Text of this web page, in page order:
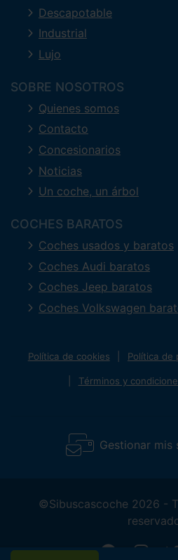
Descapotable
Industrial
Lujo
SOBRE NOSOTROS
Quienes somos
Contacto
Concesionarios
Noticias
Un coche, un árbol
COCHES BARATOS
Coches usados y baratos
Coches Audi baratos
Coches Jeep baratos
Coches Volkswagen
Política de cookies Política de
Términos y
Gestionar mis
©Sibuscascoche 2026 -